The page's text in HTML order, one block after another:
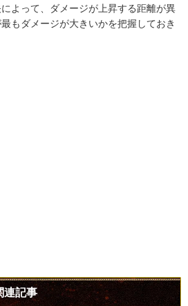
よって、ダメージが上昇する距離が異
もダメージが大きいかを把握しておき
連記事